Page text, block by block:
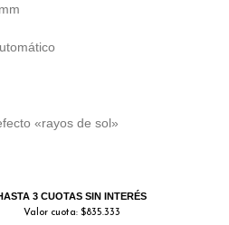
3 CUOTAS SIN INTERÉS
Valor cuota: $835.333
«rayos de sol»